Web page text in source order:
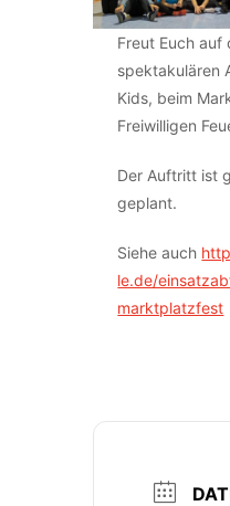
Freut Euch auf
spektakulären
Kids, beim
Freiwilligen
Der Auftritt ist
geplant.
Siehe auch
le.de/
marktplatzfest